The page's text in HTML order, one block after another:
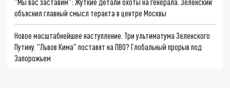
объяснил главный смысл теракта в центре Москвы
Новое масштабнейшее наступление. Три ультиматума Зеленского
Путину. "Львов Кима" поставят на ПВО? Глобальный прорыв под
Запорожьем